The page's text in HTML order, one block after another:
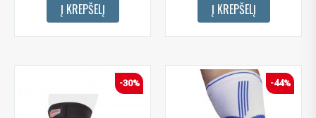
Į KREPŠELĮ Į KREPŠELĮ
-30% -44%